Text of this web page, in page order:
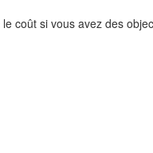
coût si vous avez des